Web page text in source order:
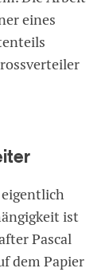
eines
ist
Pascal
dem Papier